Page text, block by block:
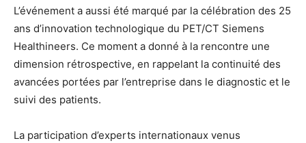
L’événement a aussi été marqué par la célébration des 25
ans d’innovation technologique du PET/CT Siemens
Healthineers. Ce moment a donné à la rencontre une
dimension rétrospective, en rappelant la continuité des
avancées portées par l’entreprise dans le diagnostic et le
suivi des patients.
La participation d’experts internationaux venus